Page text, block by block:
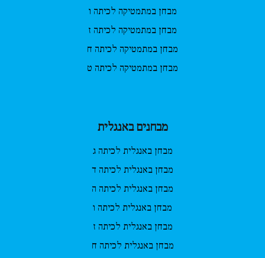
מבחן במתמטיקה לכיתה ו
מבחן במתמטיקה לכיתה ז
מבחן במתמטיקה לכיתה ח
מבחן במתמטיקה לכיתה ט
מבחנים באנגלית
מבחן באנגלית לכיתה ג
מבחן באנגלית לכיתה ד
מבחן באנגלית לכיתה ה
מבחן באנגלית לכיתה ו
מבחן באנגלית לכיתה ז
מבחן באנגלית לכיתה ח